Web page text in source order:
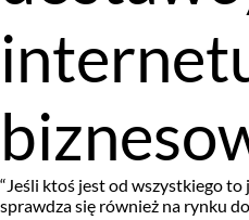
“Jeśli ktoś jest od wszystkiego to
sprawdza się również na rynku